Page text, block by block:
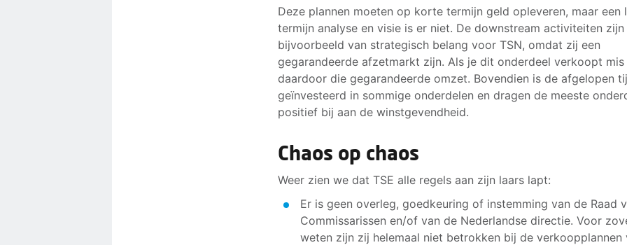
Deze plannen moeten op korte termijn geld opleveren, maar een
termijn analyse en visie is er niet. De downstream activiteiten
bijvoorbeeld van strategisch belang voor TSN, omdat zij een
gegarandeerde afzetmarkt zijn. Als je dit onderdeel verkoopt mis
daardoor die gegarandeerde omzet. Bovendien is de afgelopen
geïnvesteerd in sommige onderdelen en dragen de meeste
positief bij aan de winstgevendheid.
Chaos op chaos
Weer zien we dat TSE alle regels aan zijn laars lapt:
Er is geen overleg, goedkeuring of instemming van de Raad
Commissarissen en/of van de Nederlandse directie. Voor
weten zijn zij helemaal niet betrokken bij de verkoopplannen